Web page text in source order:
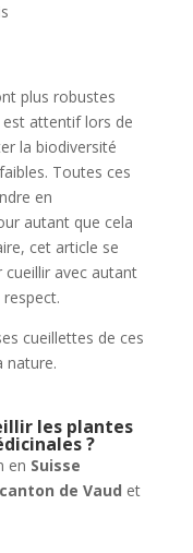
plus robustes
est attentif lors de
la biodiversité
Toutes ces
en
autant que cela
cet article se
avec autant
cueillettes de ces
nature.
les plantes
?
en Suisse
canton de Vaud et